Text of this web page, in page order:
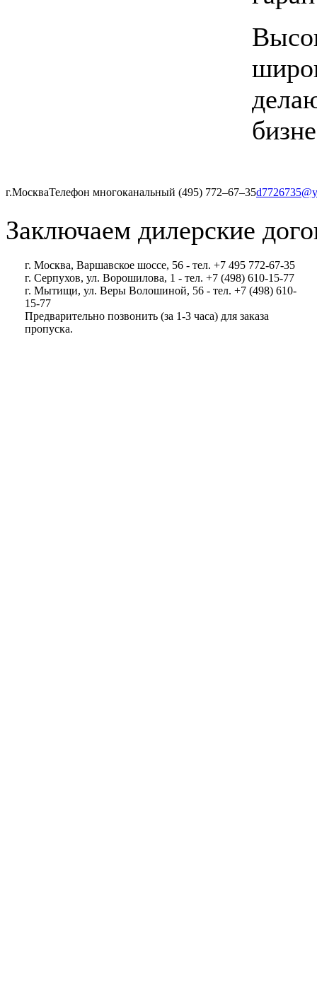
г.МоскваТелефон многоканальный (495) 772‒67‒35
Заключаем дилерские
г. Москва, Варшавское шоссе, 56 - тел. +7 495 772-67-35
г. Серпухов, ул. Ворошилова, 1 - тел. +7 (498) 610-15-77
г. Мытищи, ул. Веры Волошиной, 56 - тел. +7 (498) 610-
15-77
Предварительно позвонить (за 1-3 часа) для заказа
пропуска.